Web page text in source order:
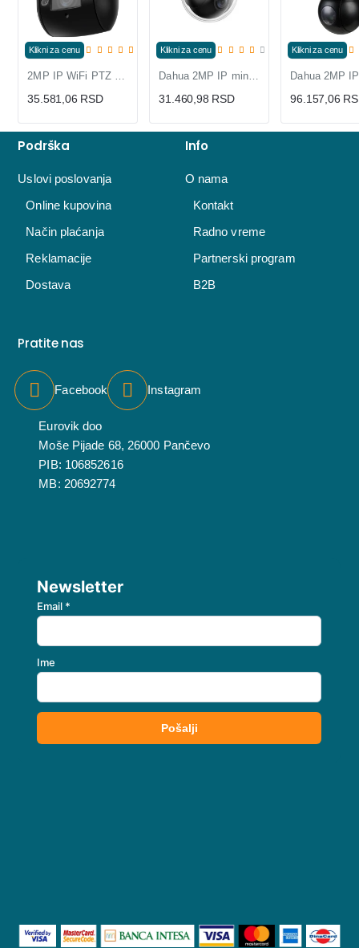
Klikni za cenu
2MP IP WiFi PTZ dome kamera SD29204DB-GNY-W
35.581,06 RSD
Klikni za cenu
Dahua 2MP IP mini PTZ kamera, 4x optički zoom, IK10
31.460,98 RSD
Klikni za cenu
96.157,06
Podrška
Uslovi poslovanja
Online kupovina
Način plaćanja
Reklamacije
Dostava
Info
O nama
Kontakt
Radno vreme
Partnerski program
B2B
Pratite nas
Facebook Instagram
Eurovik doo
Moše Pijade 68, 26000 Pančevo
PIB: 106852616
MB: 20692774